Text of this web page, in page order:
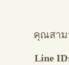
คุณสาม
Line